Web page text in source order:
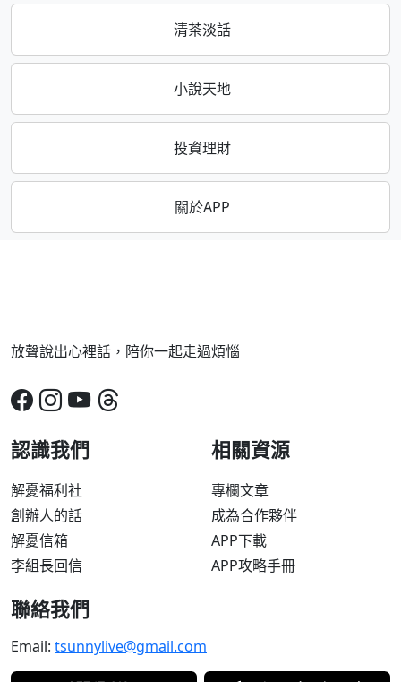
清茶淡話
小說天地
投資理財
關於APP
放聲說出心裡話，陪你一起走過煩惱
認識我們
解憂福利社
創辦人的話
解憂信箱
李組長回信
相關資源
專欄文章
成為合作夥伴
APP下載
APP攻略手冊
聯絡我們
Email: tsunnylive@gmail.com